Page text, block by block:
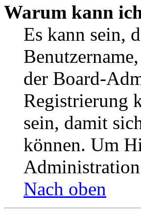
Warum kann
Es kann sein,
der Board-
Registrierung
sein, damit
können. Um
Nach oben